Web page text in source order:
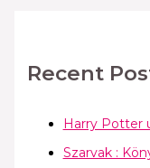
Recent
Harry Potter
Szarvak :